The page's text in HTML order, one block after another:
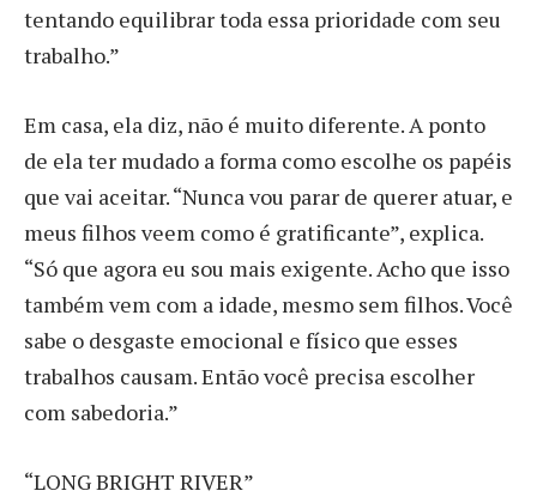
tentando equilibrar toda essa prioridade com seu
trabalho.”
Em casa, ela diz, não é muito diferente. A ponto
de ela ter mudado a forma como escolhe os papéis
que vai aceitar. “Nunca vou parar de querer atuar, e
meus filhos veem como é gratificante”, explica.
“Só que agora eu sou mais exigente. Acho que isso
também vem com a idade, mesmo sem filhos. Você
sabe o desgaste emocional e físico que esses
trabalhos causam. Então você precisa escolher
com sabedoria.”
“LONG BRIGHT RIVER”